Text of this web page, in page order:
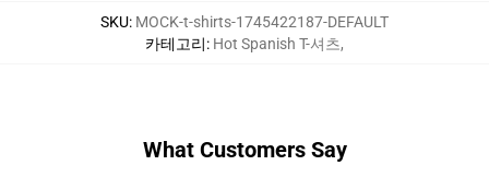
SKU: MOCK-t-shirts-1745422187-DEFAULT
카테고리: Hot Spanish T-셔츠,
What Customers Say